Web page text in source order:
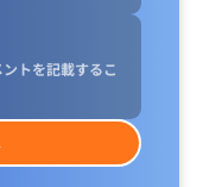
トを記載するこ